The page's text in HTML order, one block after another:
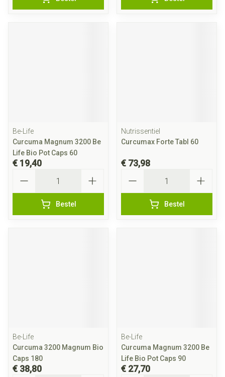
Be-Life
Curcuma Magnum 3200 Be
Life Bio Pot Caps 60
€ 19,40
Bestel
Nutrissentiel
Curcumax Forte Tabl 60
€ 73,98
Bestel
Be-Life
Curcuma 3200 Magnum Bio
Caps 180
€ 38,80
Be-Life
Curcuma Magnum 3200 Be
Life Bio Pot Caps 90
€ 27,70